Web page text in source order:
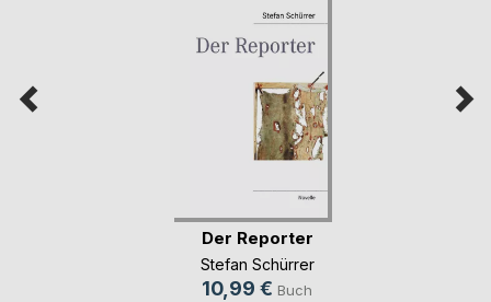
Der Reporter
Stefan Schürrer
10,99 € Buch